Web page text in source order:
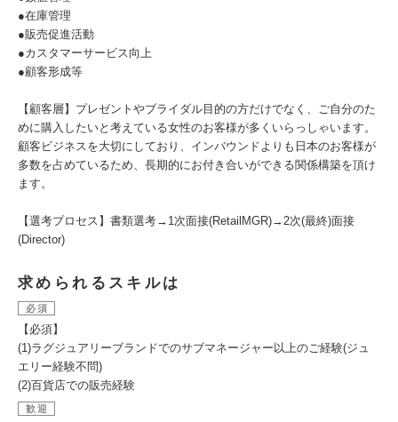
●在庫管理
●販売促進活動
●カスタマーサービス向上
●顧客形成等
【顧客層】プレゼントやブライダル目的の方だけでなく、ご自分のた
めに購入したいと考えている女性のお客様が多くいらっしゃいます。
顧客ビジネスを大切にしており、インバウンドよりも日本のお客様が
多数を占めているため、長期的にお付き合いができる関係構築を頂け
ます。
【選考プロセス】書類選考→1次面接(RetailMGR)→2次(最終)面接
(Director)
求められるスキルは
必須
【必須】
(1)ラグジュアリーブランドでのサブマネージャー以上のご経験(ジュ
エリー経験不問)
(2)百貨店での販売経験
歓迎